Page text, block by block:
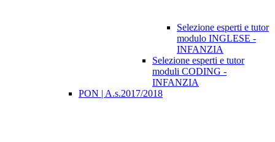
Selezione esperti e tutor
modulo INGLESE -
INFANZIA
Selezione esperti e tutor
moduli CODING -
INFANZIA
PON | A.s.2017/2018